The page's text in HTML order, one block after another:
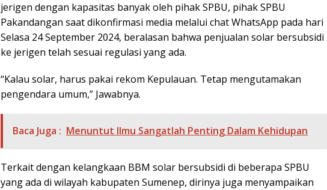
jerigen dengan kapasitas banyak oleh pihak SPBU, pihak SPBU
Pakandangan saat dikonfirmasi media melalui chat WhatsApp pada hari
Selasa 24 September 2024, beralasan bahwa penjualan solar bersubsidi
ke jerigen telah sesuai regulasi yang ada.
“Kalau solar, harus pakai rekom Kepulauan. Tetap mengutamakan
pengendara umum,” Jawabnya.
Baca Juga : Menuntut Ilmu Sangatlah Penting Dalam Kehidupan
Terkait dengan kelangkaan BBM solar bersubsidi di beberapa SPBU
yang ada di wilayah kabupaten Sumenep, dirinya juga menyampaikan